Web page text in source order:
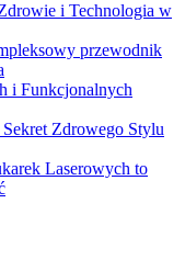
i Technologia w
przewodnik
i Funkcjonalnych
Zdrowego Stylu
Laserowych to